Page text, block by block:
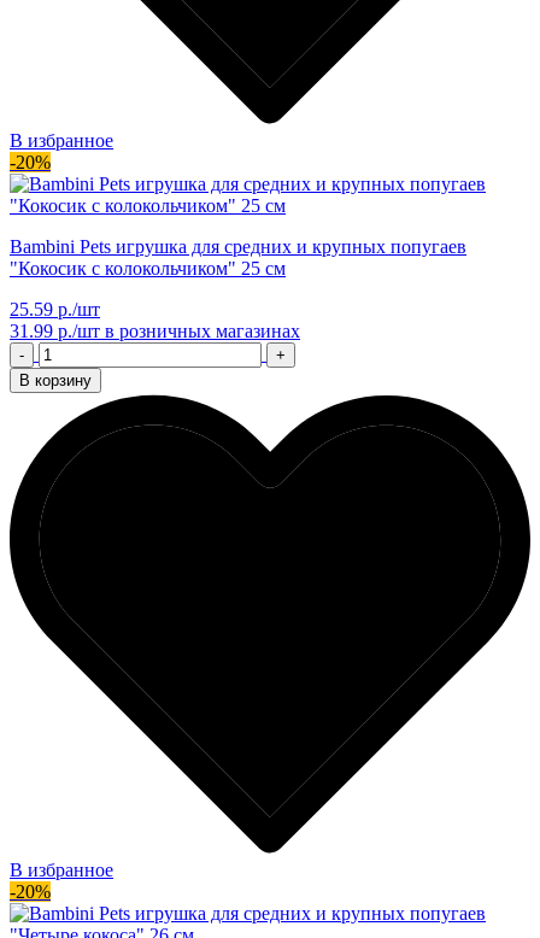
В избранное
-20%
Bambini Pets игрушка для средних и крупных попугаев
"Кокосик с колокольчиком" 25 см
25.59 р./шт
31.99 р./шт в розничных магазинах
-
+
В корзину
В избранное
-20%